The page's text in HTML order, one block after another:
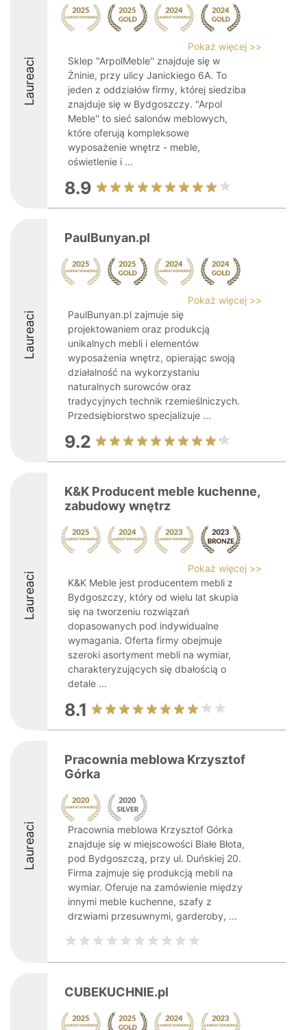
Laureaci
Pokaż więcej >>
Sklep "ArpolMeble'' znajduje się w
Żninie, przy ulicy Janickiego 6A. To
jeden z oddziałów firmy, której siedziba
znajduje się w Bydgoszczy. "Arpol
Meble'' to sieć salonów meblowych,
które oferują kompleksowe
wyposażenie wnętrz - meble,
oświetlenie i ...
8.9
Laureaci
PaulBunyan.pl
Pokaż więcej >>
PaulBunyan.pl zajmuje się
projektowaniem oraz produkcją
unikalnych mebli i elementów
wyposażenia wnętrz, opierając swoją
działalność na wykorzystaniu
naturalnych surowców oraz
tradycyjnych technik rzemieślniczych.
Przedsiębiorstwo specjalizuje ...
9.2
Laureaci
K&K Producent meble kuchenne,
zabudowy wnętrz
Pokaż więcej >>
K&K Meble jest producentem mebli z
Bydgoszczy, który od wielu lat skupia
się na tworzeniu rozwiązań
dopasowanych pod indywidualne
wymagania. Oferta firmy obejmuje
szeroki asortyment mebli na wymiar,
charakteryzujących się dbałością o
detale ...
8.1
Laureaci
Pracownia meblowa Krzysztof
Górka
Pracownia meblowa Krzysztof Górka
znajduje się w miejscowości Białe Błota,
pod Bydgoszczą, przy ul. Duńskiej 20.
Firma zajmuje się produkcją mebli na
wymiar. Oferuje na zamówienie między
innymi meble kuchenne, szafy z
drzwiami przesuwnymi, garderoby, ...
CUBEKUCHNIE.pl